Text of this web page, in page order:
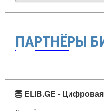
ПАРТНЁРЫ
ELIB.GE -